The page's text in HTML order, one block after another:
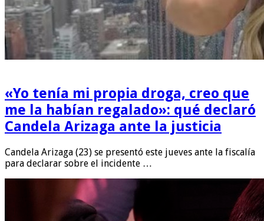
«Yo tenía mi propia droga, creo que
me la habían regalado»: qué declaró
Candela Arizaga ante la justicia
Candela Arizaga (23) se presentó este jueves ante la fiscalía
para declarar sobre el incidente …